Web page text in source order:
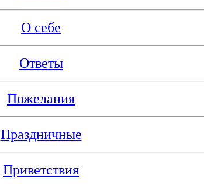
О себе
Ответы
Пожелания
Праздничные
Приветствия